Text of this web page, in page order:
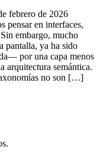
febrero de 2026
pensar en interfaces,
embargo, mucho
pantalla, ya ha sido
por una capa menos
arquitectura semántica.
no son […]